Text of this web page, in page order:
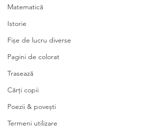
Matematică
Istorie
Fișe de lucru diverse
Pagini de colorat
Trasează
Cărți copii
Poezii & povești
Termeni utilizare